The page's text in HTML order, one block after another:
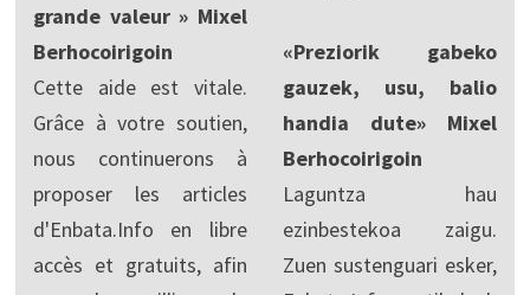
grande valeur » Mixel
Berhocoirigoin
Cette aide est vitale.
Grâce à votre soutien,
nous continuerons à
proposer les articles
d'Enbata.Info en libre
accès et gratuits, afin
«Preziorik gabeko
gauzek, usu, balio
handia dute» Mixel
Berhocoirigoin
Laguntza hau
ezinbestekoa zaigu.
Zuen sustenguari esker,